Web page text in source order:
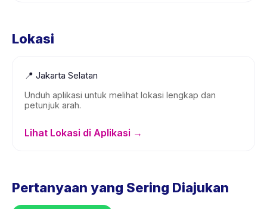
Lokasi
📍 Jakarta Selatan
Unduh aplikasi untuk melihat lokasi lengkap dan
petunjuk arah.
Lihat Lokasi di Aplikasi →
Pertanyaan yang Sering Diajukan